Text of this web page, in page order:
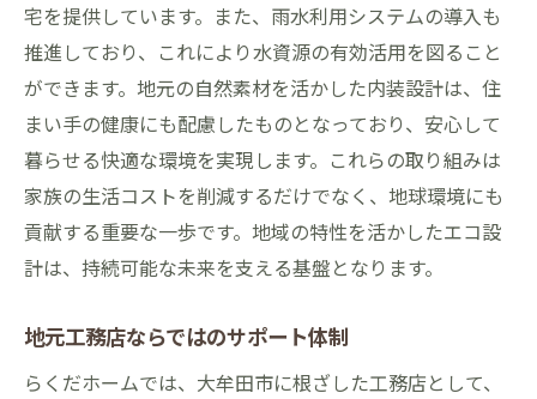
宅を提供しています。また、雨水利用システムの導入も
推進しており、これにより水資源の有効活用を図ること
ができます。地元の自然素材を活かした内装設計は、住
まい手の健康にも配慮したものとなっており、安心して
暮らせる快適な環境を実現します。これらの取り組みは
家族の生活コストを削減するだけでなく、地球環境にも
貢献する重要な一歩です。地域の特性を活かしたエコ設
計は、持続可能な未来を支える基盤となります。
地元工務店ならではのサポート体制
らくだホームでは、大牟田市に根ざした工務店として、